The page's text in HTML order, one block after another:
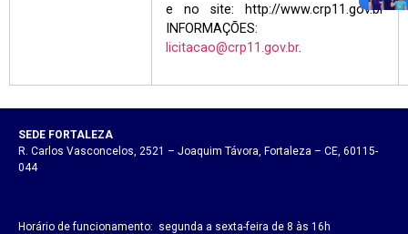
e no site: http://www.crp11.gov.br
INFORMAÇÕES:
licitacao@crp11.gov.br.
SEDE FORTALEZA
R. Carlos Vasconcelos, 2521 – Joaquim Távora, Fortaleza – CE, 60115-
044
Horário de funcionamento: segunda a sexta-feira de 8 às 16h